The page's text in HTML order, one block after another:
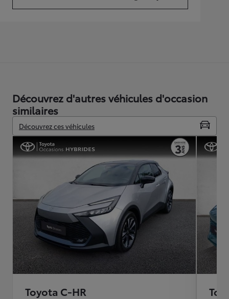
(Opens in new tab)
Découvrez d'autres véhicules d'occasion
similaires
Découvrez ces véhicules
Toyota C-HR